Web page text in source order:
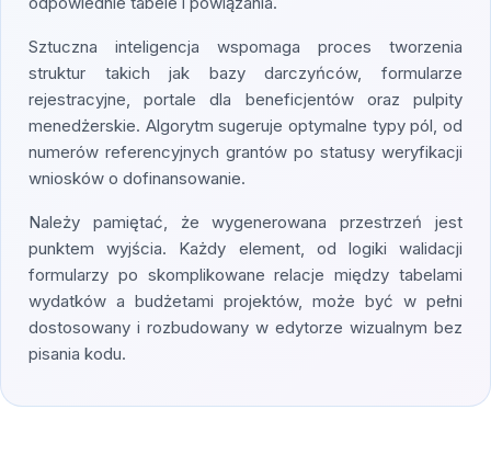
Sztuczna inteligencja wspomaga proces tworzenia
struktur takich jak bazy darczyńców, formularze
rejestracyjne, portale dla beneficjentów oraz pulpity
menedżerskie. Algorytm sugeruje optymalne typy pól, od
numerów referencyjnych grantów po statusy weryfikacji
wniosków o dofinansowanie.
Należy pamiętać, że wygenerowana przestrzeń jest
punktem wyjścia. Każdy element, od logiki walidacji
formularzy po skomplikowane relacje między tabelami
wydatków a budżetami projektów, może być w pełni
dostosowany i rozbudowany w edytorze wizualnym bez
pisania kodu.